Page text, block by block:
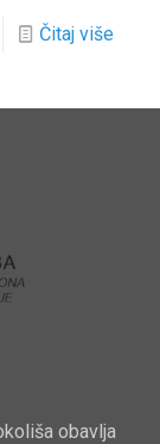
Čitaj više
obavlja